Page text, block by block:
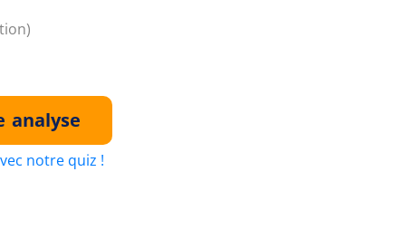
analyse
notre quiz !